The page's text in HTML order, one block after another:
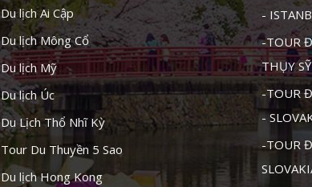
Du lịch Ai Cập
Du lịch Mông Cổ
Du lịch Mỹ
Du lịch Úc
Du Lịch Thổ Nhĩ Kỳ
Tour Du Thuyền 5 Sao
Du lịch Hong Kong
-
-TOUR
THỤY
-TOUR
-
-TOUR